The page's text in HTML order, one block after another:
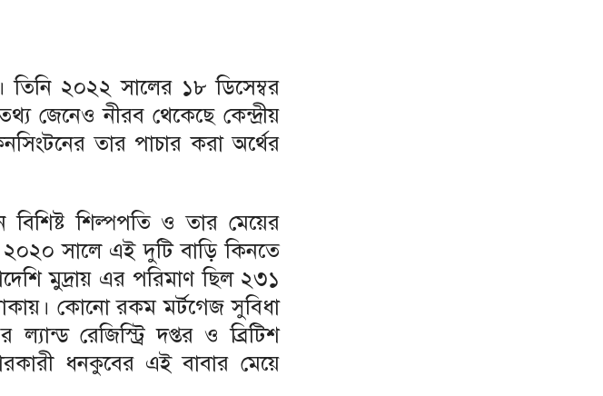
২০২২ সালের ১৮ ডিসেম্বর
জেনেও নীরব থেকেছে কেন্দ্রীয়
তার পাচার করা অর্থের
বিশিষ্ট শিল্পপতি ও তার মেয়ের
২০২০ সালে এই দুটি বাড়ি কিনতে
মুদ্রায় এর পরিমাণ ছিল ২৩১
কোনো রকম মর্টগেজ সুবিধা
রেজিস্ট্রি দপ্তর ও ব্রিটিশ
ধনকুবের এই বাবার মেয়ে